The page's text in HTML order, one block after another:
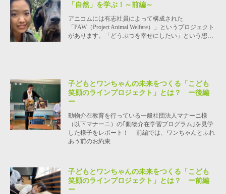
「自然」を学ぶ！～前編～
アニコムには有志社員によって構成された
「PAW（Project Animal Welfare）」というプロジェクト
があります。「どうぶつを幸せにしたい」という想…
子どもとワンちゃんの未来をつくる「こども
笑顔のラインプロジェクト」とは？ ー後編
ー
動物介在教育を行っている一般社団法人マナーニ様
（以下マナーニ）の｢動物介在学習プログラム｣を見学
した様子をレポート！ 前編では、ワンちゃんとふれ
あう前のお約束…
子どもとワンちゃんの未来をつくる「こども
笑顔のラインプロジェクト」とは？ ー前編
ー